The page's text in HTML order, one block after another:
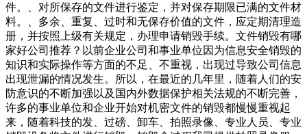
件。、对所保存的文件进行鉴定，并对保存期限已满的文件材
料。、多余、重复、过时和无保存价值的文件，应定期清理造
册，并按照上级有关规定，办理申请销毁手续。文件销毁有哪
家好公司推荐？以前企业公司和事业单位因为信息安全销毁的
知识和实际操作等方面的不足、不重视，出现过导致公司信息
出现泄漏的情况发生。所以，在最近的几年里，随着人们的安
防意识的不断加强以及国内外数据保护相关法规的不断完善，
许多的事业单位和企业开始对机密文件的销毁都慢慢重视起
来，随着科技的发、过磅、卸车、拍照录像、专业人员、专业